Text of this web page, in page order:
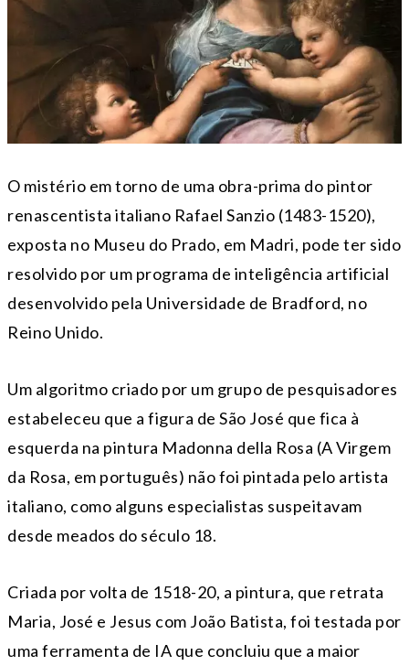
O mistério em torno de uma obra-prima do pintor
renascentista italiano Rafael Sanzio (1483-1520),
exposta no Museu do Prado, em Madri, pode ter sido
resolvido por um programa de inteligência artificial
desenvolvido pela Universidade de Bradford, no
Reino Unido.
Um algoritmo criado por um grupo de pesquisadores
estabeleceu que a figura de São José que fica à
esquerda na pintura Madonna della Rosa (A Virgem
da Rosa, em português) não foi pintada pelo artista
italiano, como alguns especialistas suspeitavam
desde meados do século 18.
Criada por volta de 1518-20, a pintura, que retrata
Maria, José e Jesus com João Batista, foi testada por
uma ferramenta de IA que concluiu que a maior